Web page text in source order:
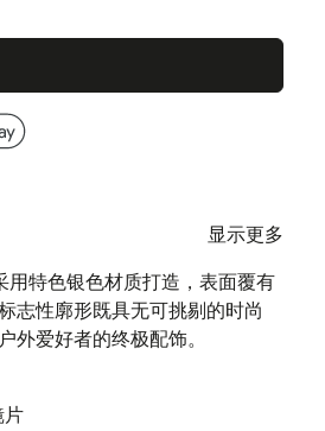
显示更多
用特色银色材质打造，表面覆有
志性廓形既具无可挑剔的时尚
爱好者的终极配饰。
片